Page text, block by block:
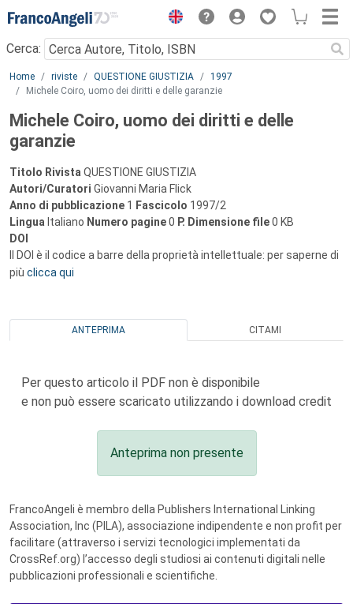
Menu
Cerca:
Main content
Home riviste QUESTIONE GIUSTIZIA
1997
Michele Coiro, uomo dei diritti e delle garanzie
Michele Coiro, uomo dei diritti e delle
garanzie
Titolo Rivista QUESTIONE GIUSTIZIA
Autori/Curatori Giovanni Maria Flick
Anno di pubblicazione 1 Fascicolo 1997/2
Lingua Italiano Numero pagine0 P. Dimensione file0 KB
DOI
Il DOI è il codice a barre della proprietà intellettuale: per saperne di
più clicca qui
ANTEPRIMA CITAMI
Per questo articolo il PDF non è disponibile
e non può essere scaricato utilizzando i download credit
Anteprima non presente
FrancoAngeli è membro della Publishers International Linking
Association, Inc (PILA), associazione indipendente e non profit per
facilitare (attraverso i servizi tecnologici implementati da
CrossRef.org) l’accesso degli studiosi ai contenuti digitali nelle
pubblicazioni professionali e scientifiche.